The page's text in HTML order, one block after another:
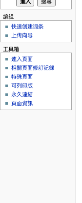
编辑
快速创建词条
上传向导
工具箱
連入頁面
相關頁面修訂記錄
特殊頁面
可列印版
永久連結
頁面資訊